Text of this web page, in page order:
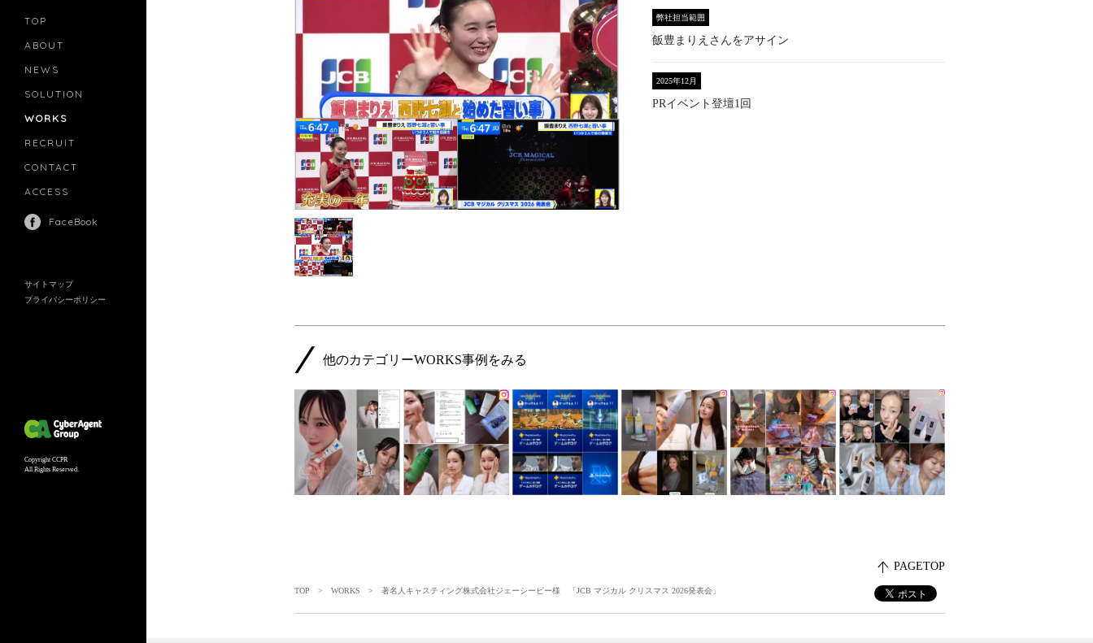
TOP
ABOUT
NEWS
SOLUTION
WORKS
RECRUIT
CONTACT
ACCESS
FaceBook
サイトマップ
プライバシーポリシー
Copyright CCPR
All Rights Reserved.
MOVIE MARKETING
INFLUENCERS MARKETING
弊社担当範囲
飯豊まりえさんをアサイン
2025年12月
PRイベント登壇1回
他のカテゴリーWORKS事例をみる
PAGETOP
TOP > WORKS > 著名人キャスティング株式会社ジェーシービー様 「JCB マジカル クリスマス 2026発表会」